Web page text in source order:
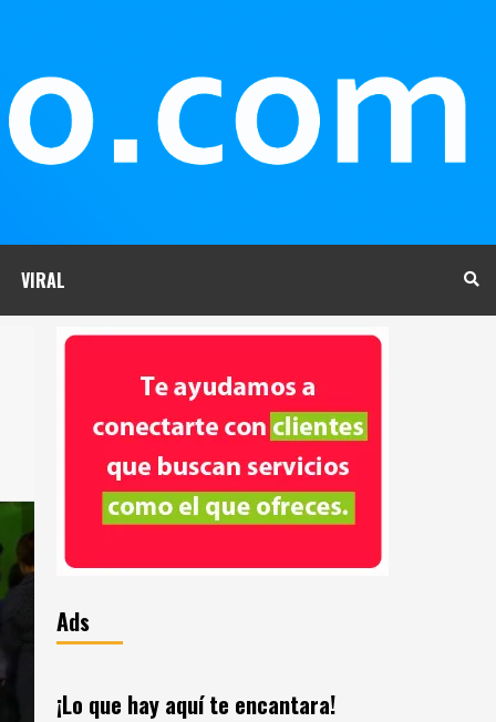
VIRAL
Ads
¡Lo que hay aquí te encantara!